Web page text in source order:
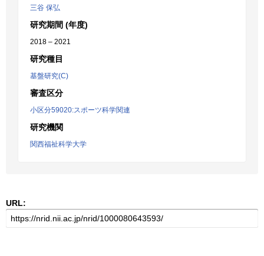
三谷 保弘
研究期間 (年度)
2018 – 2021
研究種目
基盤研究(C)
審査区分
小区分59020:スポーツ科学関連
研究機関
関西福祉科学大学
URL: